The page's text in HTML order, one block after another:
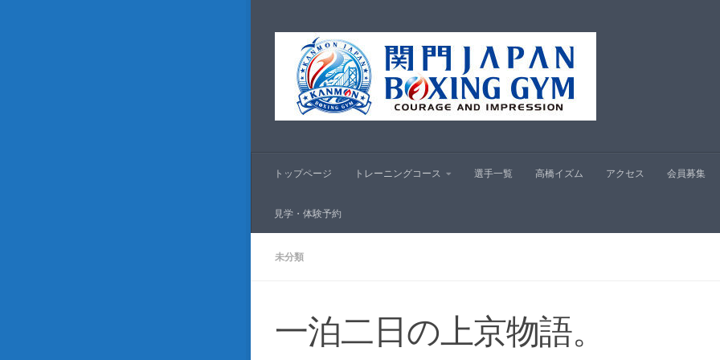
トップページ トレーニングコース 選手一覧 高橋イズム アクセス 会員募集
見学・体験予約
未分類
一泊二日の上京物語。